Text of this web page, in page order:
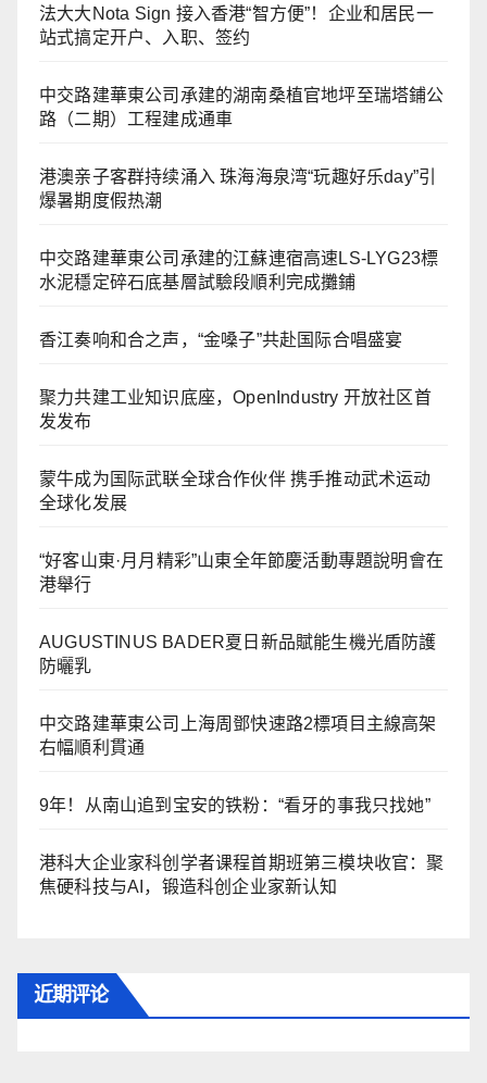
法大大Nota Sign 接入香港“智方便”！企业和居民一
站式搞定开户、入职、签约
中交路建華東公司承建的湖南桑植官地坪至瑞塔鋪公
路（二期）工程建成通車
港澳亲子客群持续涌入 珠海海泉湾“玩趣好乐day”引
爆暑期度假热潮
中交路建華東公司承建的江蘇連宿高速LS-LYG23標
水泥穩定碎石底基層試驗段順利完成攤鋪
香江奏响和合之声，“金嗓子”共赴国际合唱盛宴
聚力共建工业知识底座，OpenIndustry 开放社区首
发发布
蒙牛成为国际武联全球合作伙伴 携手推动武术运动
全球化发展
“好客山東·月月精彩”山東全年節慶活動專題說明會在
港舉行
AUGUSTINUS BADER夏日新品賦能生機光盾防護
防曬乳
中交路建華東公司上海周鄧快速路2標項目主線高架
右幅順利貫通
9年！从南山追到宝安的铁粉：“看牙的事我只找她”
港科大企业家科创学者课程首期班第三模块收官：聚
焦硬科技与AI，锻造科创企业家新认知
近期评论